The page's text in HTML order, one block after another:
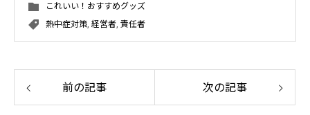
これいい！おすすめグッズ
熱中症対策, 経営者, 責任者
前の記事 次の記事